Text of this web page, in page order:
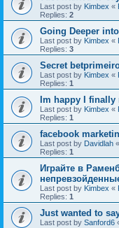
Last post by Kimbex «
Replies: 2
Going Deeper
Last post by Kimbex «
Replies: 3
Secret
Last post by Kimbex «
Replies: 1
Im happy I finally
Last post by Kimbex «
Replies: 1
facebook
Last post by Davidlah «
Replies: 1
Играйте в
Last post by Kimbex «
Replies: 1
Just wanted to
Last post by Sanford6